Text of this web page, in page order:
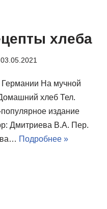
хлеба
03.05.2021
На мучной
хлеб Тел.
издание
Дмитриева В.А. Пер.
Подробнее »